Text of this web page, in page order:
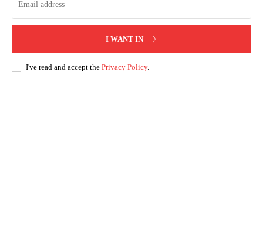
I WANT IN
I've read and accept the Privacy Policy.